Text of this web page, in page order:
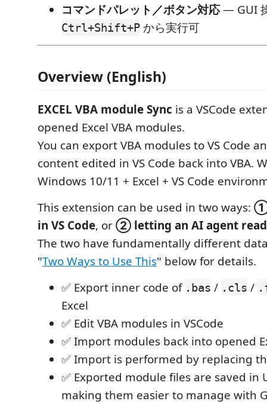
コマンドパレット／ボタン対応— GUI
Ctrl+Shift+P から実行可
Overview (English)
EXCEL VBA module Sync is a VSCode
opened Excel VBA modules.
You can export VBA modules to VS Code
content edited in VS Code back into VBA.
Windows 10/11 + Excel + VS Code
This extension can be used in two ways: ①
in VS Code, or② letting an AI agent
The two have fundamentally different
"Two Ways to Use This" below for details.
✅ Export inner code of .bas / .cls /
Excel
✅ Edit VBA modules in VSCode
✅ Import modules back into opened
✅ Import is performed by replacing
✅ Exported module files are saved in
making them easier to manage with